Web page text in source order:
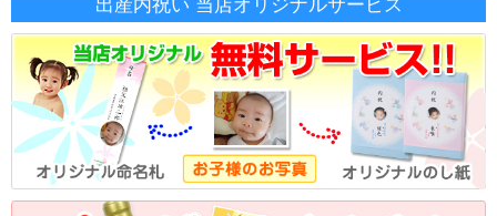
出産内祝い 当店オリジナルサービス